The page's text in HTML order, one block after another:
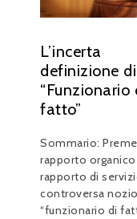
L’incerta
definizione di
“Funzionario
fatto”
Sommario:
rapporto
rapporto di
controversa
“funzionario di